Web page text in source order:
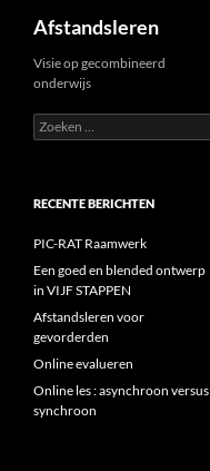
inhoud
Afstandsleren
Visie op gecombineerd
onderwijs
Zoeken
naar:
RECENTE BERICHTEN
PIC-RAT Raamwerk
Een goed en blended ontwerp
in VIJF STAPPEN
Afstandsleren voor
gevorderden
Online evalueren
Online les : asynchroon versus
synchroon